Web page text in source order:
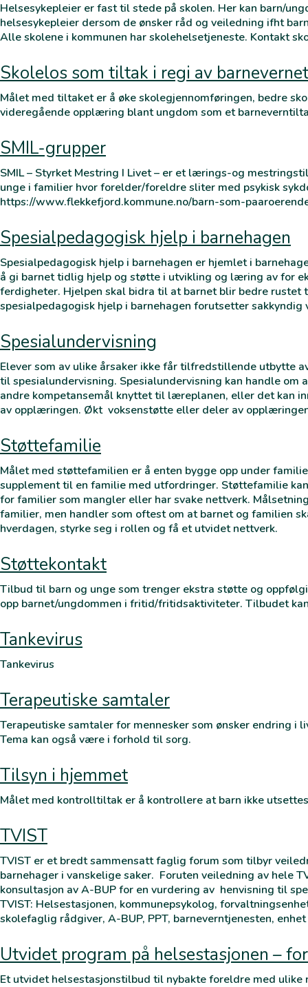
Helsesykepleier er fast til stede på skolen. Her kan barn/
helsesykepleier dersom de ønsker råd og veiledning ifht
Alle skolene i kommunen har skolehelsetjeneste. Kontakt
Skolelos som tiltak i regi av barnevernet
Målet med tiltaket er å øke skolegjennomføringen, bedre
videregående opplæring blant ungdom som et
SMIL-grupper
SMIL – Styrket Mestring I Livet – er et lærings-og
unge i familier hvor forelder/foreldre sliter med psykisk
https://www.flekkefjord.kommune.no/barn-som-
Spesialpedagogisk hjelp i barnehagen
Spesialpedagogisk hjelp i barnehagen er hjemlet i
å gi barnet tidlig hjelp og støtte i utvikling og læring av for
ferdigheter. Hjelpen skal bidra til at barnet blir bedre rustet
spesialpedagogisk hjelp i barnehagen forutsetter sakkyndig
Spesialundervisning
Elever som av ulike årsaker ikke får tilfredstillende utbytte
til spesialundervisning. Spesialundervisning kan handle om
andre kompetansemål knyttet til læreplanen, eller det kan
av opplæringen. Økt voksenstøtte eller deler av
Støttefamilie
Målet med støttefamilien er å enten bygge opp under
supplement til en familie med utfordringer. Støttefamilie
for familier som mangler eller har svake nettverk.
familier, men handler som oftest om at barnet og familien
hverdagen, styrke seg i rollen og få et utvidet nettverk.
Støttekontakt
Tilbud til barn og unge som trenger ekstra støtte og
opp barnet/ungdommen i fritid/fritidsaktiviteter. Tilbudet
Tankevirus
Tankevirus
Terapeutiske samtaler
Terapeutiske samtaler for mennesker som ønsker endring i
Tema kan også være i forhold til sorg.
Tilsyn i hjemmet
Målet med kontrolltiltak er å kontrollere at barn ikke
TVIST
TVIST er et bredt sammensatt faglig forum som tilbyr
barnehager i vanskelige saker. Foruten veiledning av hele
konsultasjon av A-BUP for en vurdering av henvisning til
TVIST: Helsestasjonen, kommunepsykolog,
skolefaglig rådgiver, A-BUP, PPT, barneverntjenesten,
Utvidet program på helsestasjonen –
Et utvidet helsestasjonstilbud til nybakte foreldre med